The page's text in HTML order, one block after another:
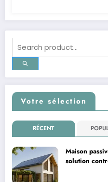
Votre sélection
RÉCENT
Maison
solution